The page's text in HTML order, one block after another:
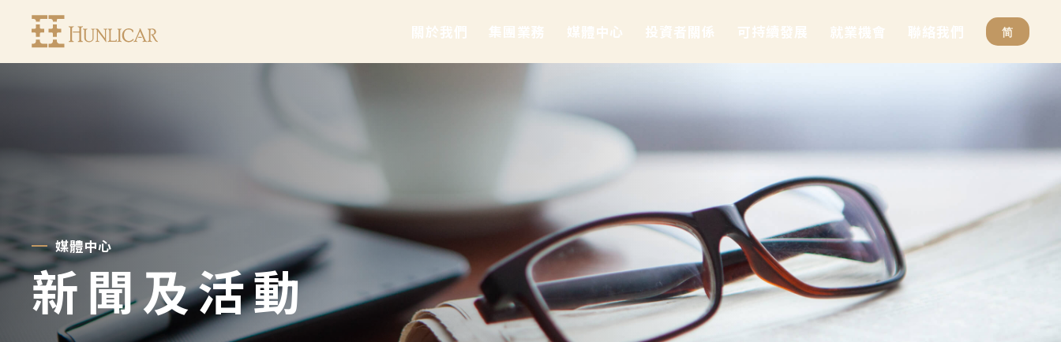
亨
利
加
團
有
關於我們 集團業務 媒體中心 投資者關係 可持續發展 就業機會 聯絡我們 简
媒體中心
新聞及活動